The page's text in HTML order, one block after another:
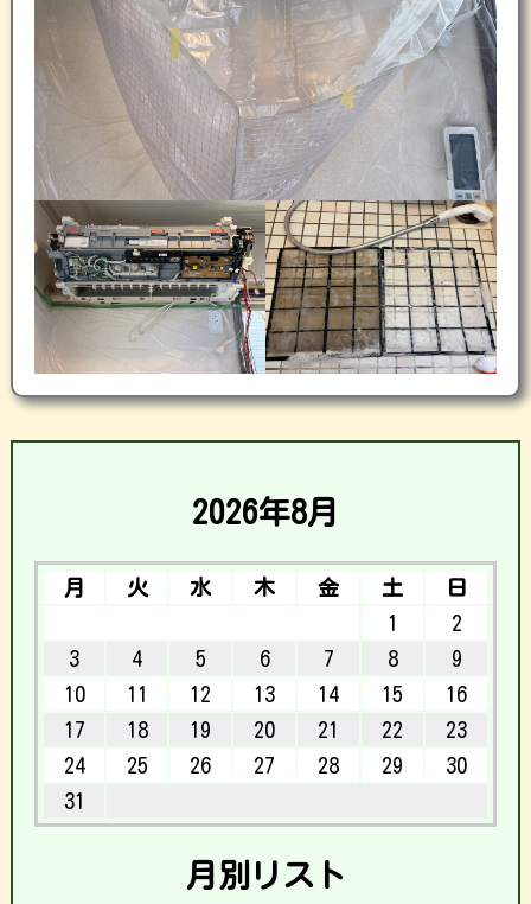
2026年8月
月 火 水 木 金 土
日
1
2
3
4 5 6 7 8
9
10
11 12 13 14 15
16
17
18 19 20 21 22
23
24
25 26 27 28 29
30
31
月別リスト